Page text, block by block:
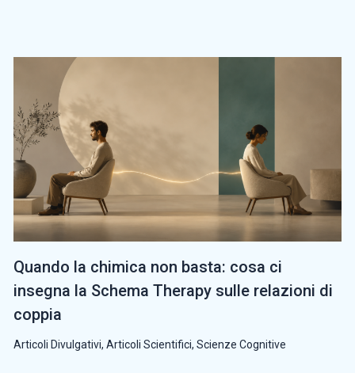
Quando la chimica non basta: cosa ci
insegna la Schema Therapy sulle relazioni di
coppia
Articoli Divulgativi, Articoli Scientifici, Scienze Cognitive